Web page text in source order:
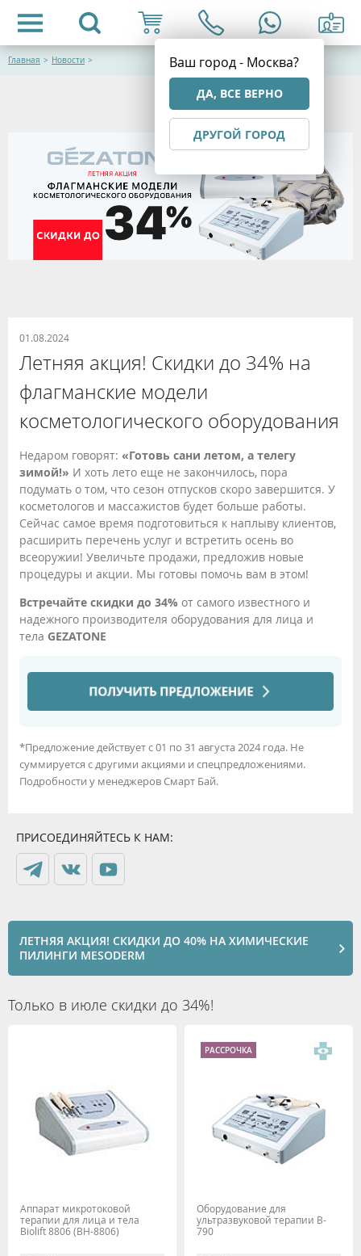
Ваш город - Москва?
ДА, ВСЕ ВЕРНО
ДРУГОЙ ГОРОД
Главная > Новости >
01.08.2024
Летняя акция! Скидки до 34% на
флагманские модели
косметологического оборудования
Недаром говорят: «Готовь сани летом, а телегу
зимой!» И хоть лето еще не закончилось, пора
подумать о том, что сезон отпусков скоро завершится. У
косметологов и массажистов будет больше работы.
Сейчас самое время подготовиться к наплыву клиентов,
расширить перечень услуг и встретить осень во
всеоружии! Увеличьте продажи, предложив новые
процедуры и акции. Мы готовы помочь вам в этом!
Встречайте скидки до 34% от самого известного и
надежного производителя оборудования для лица и
тела GEZATONE
*Предложение действует с 01 по 31 августа 2024 года. Не
суммируется с другими акциями и спецпредложениями.
Подробности у менеджеров Смарт Бай.
ПРИСОЕДИНЯЙТЕСЬ К НАМ:
ЛЕТНЯЯ АКЦИЯ! СКИДКИ ДО 40% НА ХИМИЧЕСКИЕ
ПИЛИНГИ MESODERM
Только в июле скидки до 34%!
Аппарат микротоковой
терапии для лица и тела
Biolift 8806 (BH-8806)
Оборудование для
ультразвуковой терапии B-
790
РАССРОЧКА